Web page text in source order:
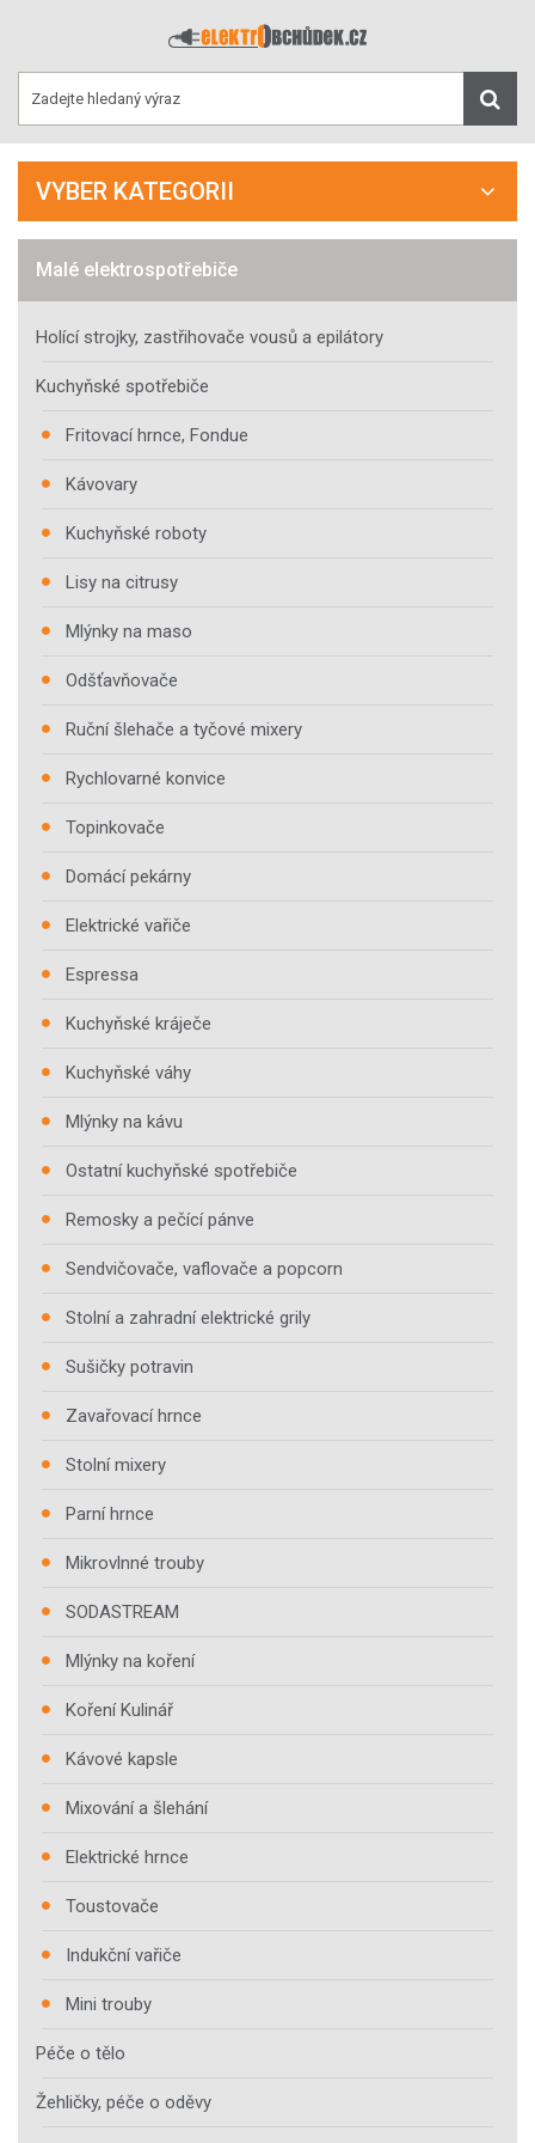
VYBER KATEGORII
Malé elektrospotřebiče
Holící strojky, zastřihovače vousů a epilátory
Kuchyňské spotřebiče
Fritovací hrnce, Fondue
Kávovary
Kuchyňské roboty
Lisy na citrusy
Mlýnky na maso
Odšťavňovače
Ruční šlehače a tyčové mixery
Rychlovarné konvice
Topinkovače
Domácí pekárny
Elektrické vařiče
Espressa
Kuchyňské kráječe
Kuchyňské váhy
Mlýnky na kávu
Ostatní kuchyňské spotřebiče
Remosky a pečící pánve
Sendvičovače, vaflovače a popcorn
Stolní a zahradní elektrické grily
Sušičky potravin
Zavařovací hrnce
Stolní mixery
Parní hrnce
Mikrovlnné trouby
SODASTREAM
Mlýnky na koření
Koření Kulinář
Kávové kapsle
Mixování a šlehání
Elektrické hrnce
Toustovače
Indukční vařiče
Mini trouby
Péče o tělo
Žehličky, péče o oděvy